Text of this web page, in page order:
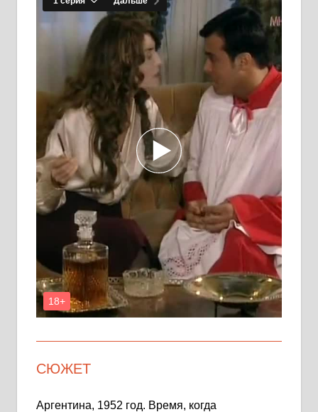
СЮЖЕТ
Аргентина, 1952 год. Время, когда